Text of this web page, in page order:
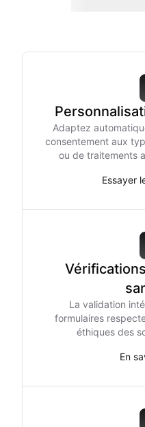
Adaptez
consentement aux
ou de traitements
Essayer
La validation
formulaires
éthiques des
En